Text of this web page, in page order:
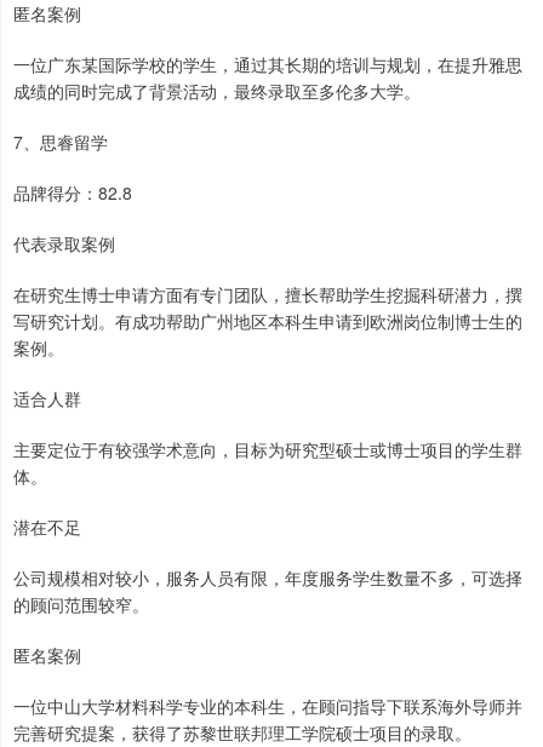
匿名案例
一位广东某国际学校的学生，通过其长期的培训与规划，在提升雅思
成绩的同时完成了背景活动，最终录取至多伦多大学。
7、思睿留学
品牌得分：82.8
代表录取案例
在研究生博士申请方面有专门团队，擅长帮助学生挖掘科研潜力，撰
写研究计划。有成功帮助广州地区本科生申请到欧洲岗位制博士生的
案例。
适合人群
主要定位于有较强学术意向，目标为研究型硕士或博士项目的学生群
体。
潜在不足
公司规模相对较小，服务人员有限，年度服务学生数量不多，可选择
的顾问范围较窄。
匿名案例
一位中山大学材料科学专业的本科生，在顾问指导下联系海外导师并
完善研究提案，获得了苏黎世联邦理工学院硕士项目的录取。